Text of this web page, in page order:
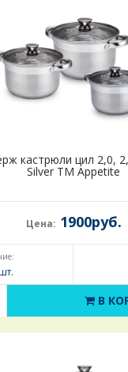
кастрюли цил 2,0,
Silver ТМ Appetite
Цена: 1900руб.
В